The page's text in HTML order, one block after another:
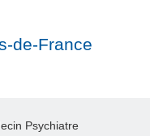
de-France
Psychiatre